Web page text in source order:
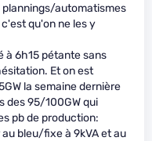
automatismes
qu'on ne les y
à 6h15 pétante sans
Et on est
la semaine dernière
des 95/100GW qui
pb de production:
bleu/fixe à 9kVA et au